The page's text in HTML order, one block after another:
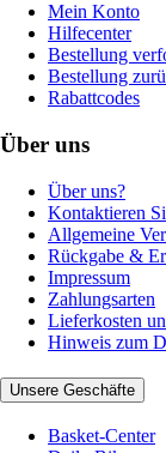
Mein Konto
Hilfecenter
Bestellung
Bestellung
Rabattcodes
Über uns
Über uns?
Kontaktieren
Allgemeine
Rückgabe &
Impressum
Zahlungsarten
Lieferkosten
Hinweis zum
Unsere Geschäfte
Basket-Center